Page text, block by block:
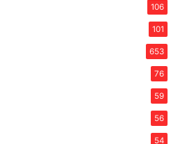
106
101
653
76
59
56
54